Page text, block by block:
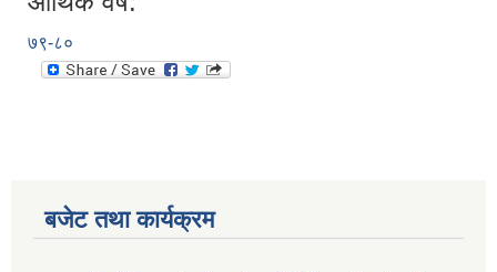
७९-८०
बजेट तथा कार्यक्रम